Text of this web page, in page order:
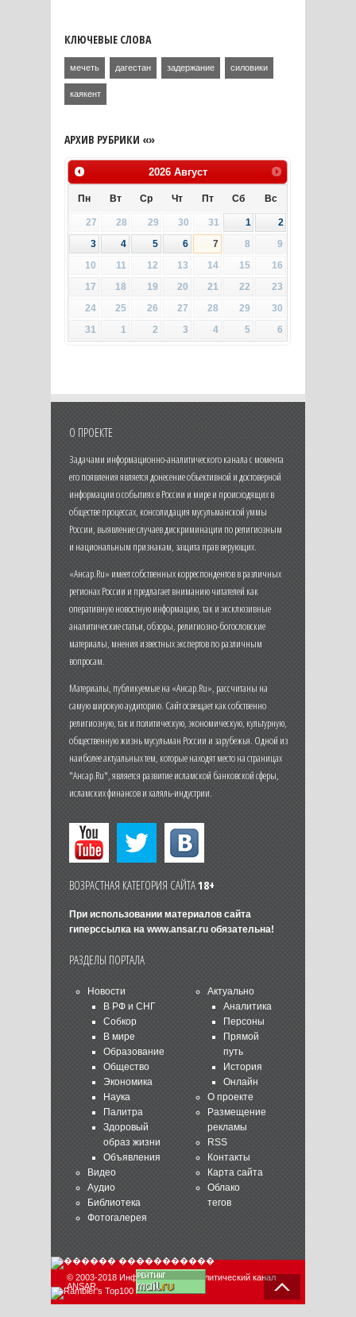
КЛЮЧЕВЫЕ СЛОВА
мечеть дагестан задержание силовики
каякент
АРХИВ РУБРИКИ «»
2026 Август
Пн Вт Ср Чт Пт Сб Вс
27 28 29 30 31 1
2
3
4 5 6 7 8
9
10
11 12 13 14 15
16
17
18 19 20 21 22
23
24
25 26 27 28 29
30
31
1 2 3 4 5 6
О ПРОЕКТЕ
Задачами информационно-аналитического канала с момента
его появления является донесение объективной и достоверной
информации о событиях в России и мире и происходящих в
обществе процессах, консолидация мусульманской уммы
России, выявление случаев дискриминации по религиозным
и национальным признакам, защита прав верующих.
«Ансар.Ru» имеет собственных корреспондентов в различных
регионах России и предлагает вниманию читателей как
оперативную новостную информацию, так и эксклюзивные
аналитические статьи, обзоры, религиозно-богословские
материалы, мнения известных экспертов по различным
вопросам.
Материалы, публикуемые на «Ансар.Ru», рассчитаны на
самую широкую аудиторию. Сайт освещает как собственно
религиозную, так и политическую, экономическую, культурную,
общественную жизнь мусульман России и зарубежья. Одной из
наиболее актуальных тем, которые находят место на страницах
"Ансар.Ru", является развитие исламской банковской сферы,
исламских финансов и халяль-индустрии.
ВОЗРАСТНАЯ КАТЕГОРИЯ САЙТА18+
При использовании материалов сайта
гиперссылка на www.ansar.ruобязательна!
РАЗДЕЛЫ ПОРТАЛА
Новости
В РФ и СНГ
Собкор
В мире
Образование
Общество
Экономика
Наука
Палитра
Здоровый
образ жизни
Объявления
Видео
Аудио
Библиотека
Фотогалерея
Актуально
Аналитика
Персоны
Прямой
путь
История
Онлайн
О проекте
Размещение
рекламы
RSS
Контакты
Карта сайта
Облако
тегов
© 2003-2018 Информационно-аналитический канал
ANSAR